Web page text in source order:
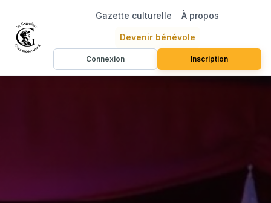
Gazette culturelle À propos
Devenir bénévole
Connexion Inscription